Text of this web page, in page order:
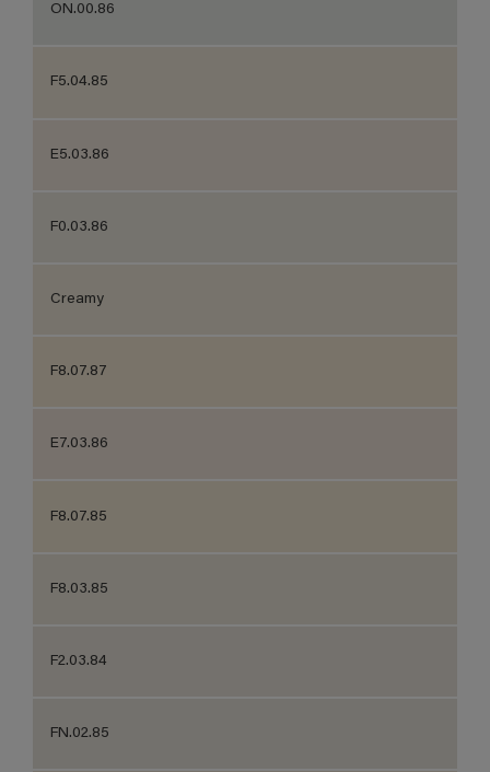
ON.00.86
F5.04.85
E5.03.86
F0.03.86
Creamy
F8.07.87
E7.03.86
F8.07.85
F8.03.85
F2.03.84
FN.02.85